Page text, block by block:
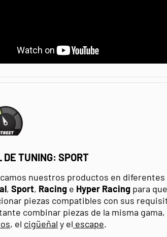
DE TUNING: SPORT
nuestros productos en
, Sport, Racing e Hyper Racing para
piezas compatibles con sus
combinar piezas de la misma
, el cigüeñal y el escape.